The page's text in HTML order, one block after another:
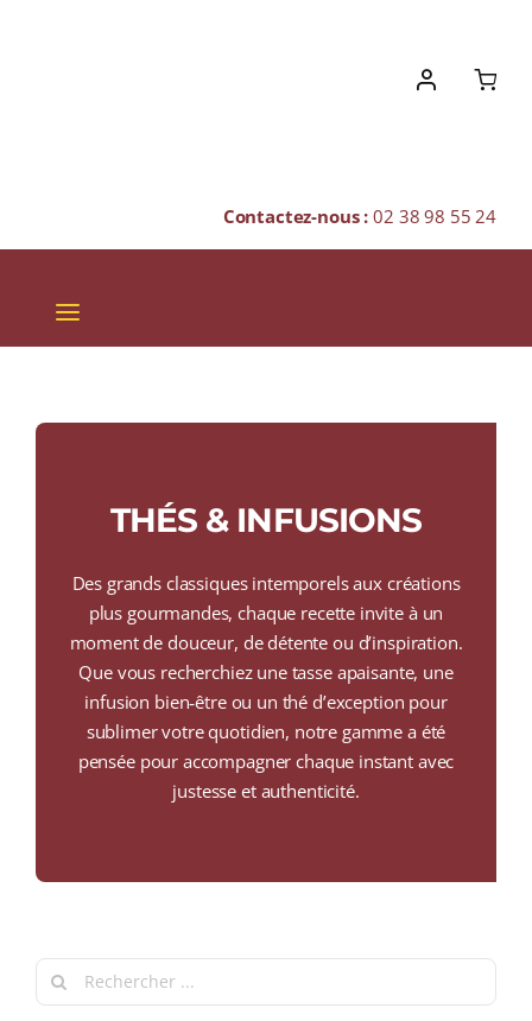
Contactez-nous :02 38 98 55 24
Toggle
Navigation
CHAMPAGNES & BULLES
COLLECTORS
CAFÉS
THÉS & INFUSIONS
ÉPICERIE FINE
IDEES CADEAUX
THÉS & INFUSIONS
Des grands classiques intemporels aux créations
plus gourmandes, chaque recette invite à un
moment de douceur, de détente ou d’inspiration.
Que vous recherchiez une tasse apaisante, une
infusion bien‑être ou un thé d’exception pour
sublimer votre quotidien, notre gamme a été
pensée pour accompagner chaque instant avec
justesse et authenticité.
Search
for: